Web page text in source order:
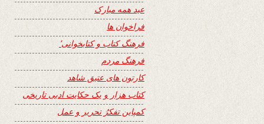
عید همه مبارک
فراخوان ها
فرهنگ کتاب و کتابخوانی٬
فرهنگ مردم
کارتون های عتیق شاهد
کتاب هزار و یک حکایت ادبی تاریخی
کمپاین تفکرُ تحریر و عمل